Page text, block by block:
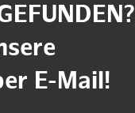
E-Mail!